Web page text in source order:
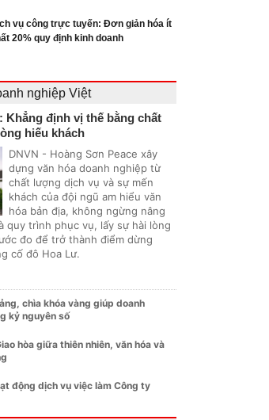
vụ công trực tuyến: Đơn giản hóa ít
20% quy định kinh doanh
nghiệp Việt
Khẳng định vị thế bằng chất
hiếu khách
DNVN - Hoàng Sơn Peace xây
dựng văn hóa doanh nghiệp từ
chất lượng dịch vụ và sự mến
khách của đội ngũ am hiểu văn
hóa bản địa, không ngừng nâng
quy trình phục vụ, lấy sự hài lòng
đo để trở thành điểm dừng
cố đô Hoa Lư.
chìa khóa vàng giúp doanh
kỷ nguyên số
hòa giữa thiên nhiên, văn hóa và
động dịch vụ việc làm Công ty